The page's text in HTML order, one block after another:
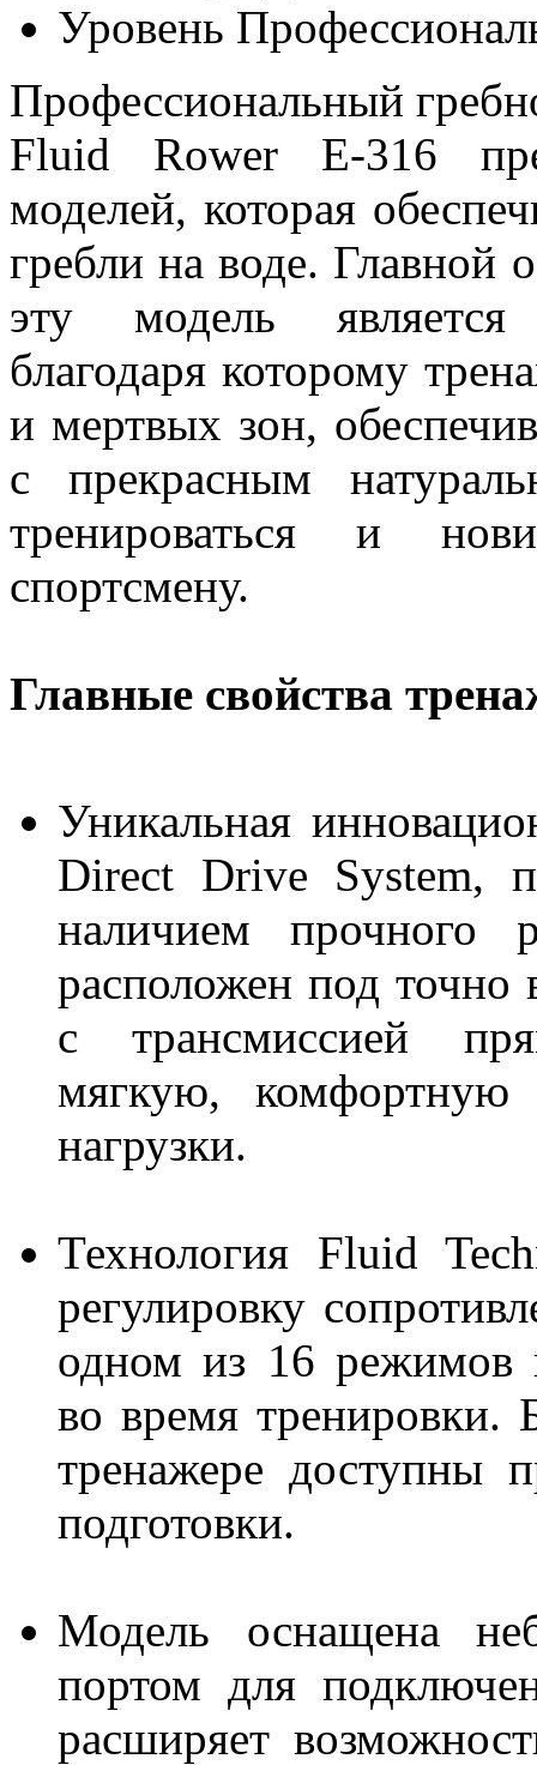
Уровень
Профессиональный
Fluid Rower E-316
моделей, которая
гребли на воде. Главной
эту модель является
благодаря которому
и мертвых зон,
с прекрасным
тренироваться и
спортсмену.
Главные свойства
Уникальная
Direct Drive System,
наличием прочного
расположен под
с трансмиссией
мягкую,
нагрузки.
Технология Fluid
регулировку
одном из 16 режимов
во время тренировки.
тренажере доступны
подготовки.
Модель оснащена
портом для
расширяет